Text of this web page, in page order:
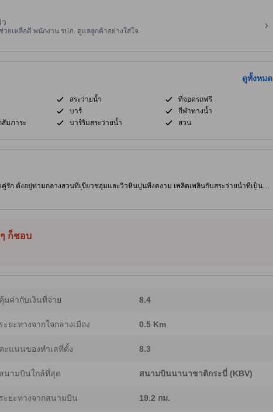
ว
เหลือดี พนักงาน รปภ. ดูแลลูกค้าอย่างใส่ใจ
ดูทั้งหมด
สระว่ายน้ำ
ที่จอดรถฟรี
บาร์
กีฬาทางน้ำ
มภาระ บาร์ริมสระว่ายน้ำ สวน
รัก ตั้งอยู่ท่ามกลางสวนที่เขียวชอุ่มและวิวหินปูนที่งดงาม เพลิดเพลินกับสระว่ายน้ำที่เป็น
ณด้วยตัวเลือกอาหารเช้าที่หลากหลาย ค้นพบประสบการณ์การทำอาหารที่มีชีวิตชีวาที่
องการทั้งการพักผ่อนและความตื่นเต้น。 [เนื้อหาบางส่วนใช้เทคโนโลยี Generative AI จึง
ก็ชอบ
คุ้มค่ากับเงินที่จ่าย 8.4
ระยะทางจากใจกลางเมือง 0.5 Km
คะแนนของทำเลที่ตั้ง 8.3
สนามบินใกล้ที่สุด สนามบินนานาชาติกระบี่ (KBV)
ระยะทางจากสนามบิน 19.2 กม.